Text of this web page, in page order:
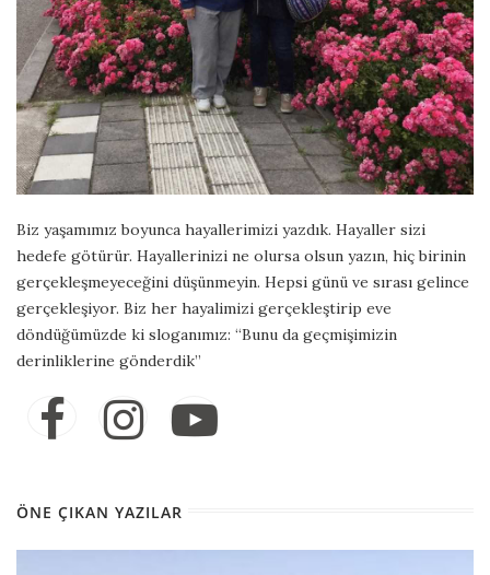
Biz yaşamımız boyunca hayallerimizi yazdık. Hayaller sizi
hedefe götürür. Hayallerinizi ne olursa olsun yazın, hiç birinin
gerçekleşmeyeceğini düşünmeyin. Hepsi günü ve sırası gelince
gerçekleşiyor. Biz her hayalimizi gerçekleştirip eve
döndüğümüzde ki sloganımız: “Bunu da geçmişimizin
derinliklerine gönderdik”
ÖNE ÇIKAN YAZILAR